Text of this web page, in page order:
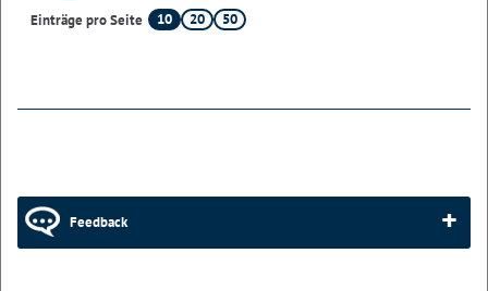
Einträge pro Seite
10 20 50
Feedback